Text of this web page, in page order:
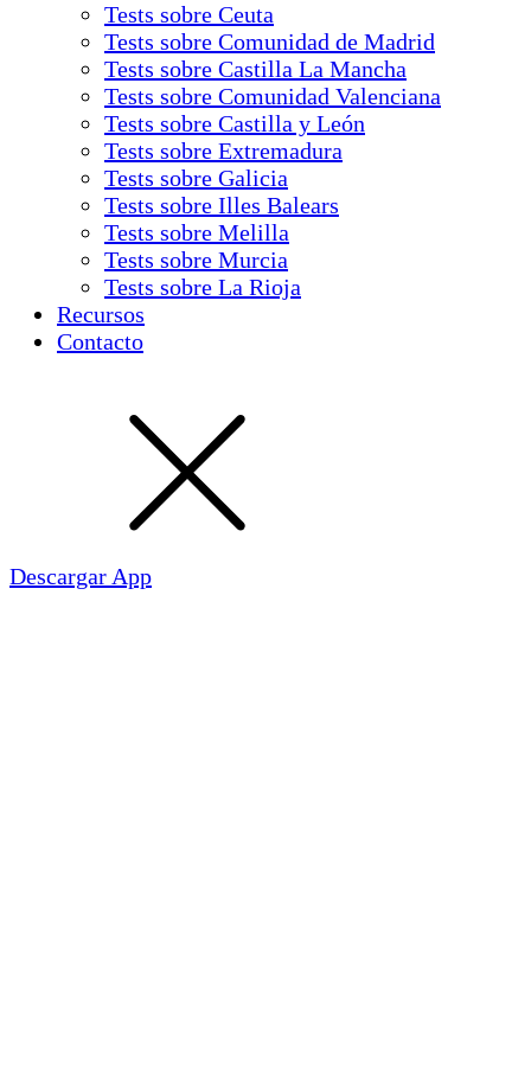
Tests sobre Ceuta
Tests sobre Comunidad de Madrid
Tests sobre Castilla La Mancha
Tests sobre Comunidad Valenciana
Tests sobre Castilla y León
Tests sobre Extremadura
Tests sobre Galicia
Tests sobre Illes Balears
Tests sobre Melilla
Tests sobre Murcia
Tests sobre La Rioja
Recursos
Contacto
Descargar App